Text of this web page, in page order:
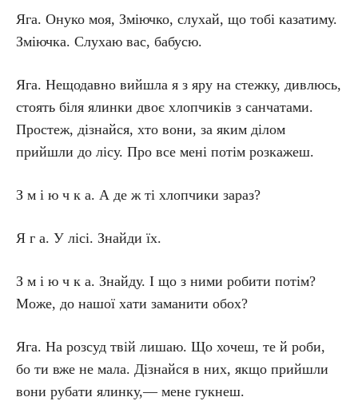
Яга. Онуко моя, Зміючко, слухай, що тобі казатиму.
Зміючка. Слухаю вас, бабусю.
Яга. Нещодавно вийшла я з яру на стежку, дивлюсь,
стоять біля ялинки двоє хлопчиків з санчатами.
Простеж, дізнайся, хто вони, за яким ділом
прийшли до лісу. Про все мені потім розкажеш.
З м і ю ч к а. А де ж ті хлопчики зараз?
Я г а. У лісі. Знайди їх.
З м і ю ч к а. Знайду. І що з ними робити потім?
Може, до нашої хати заманити обох?
Яга. На розсуд твій лишаю. Що хочеш, те й роби,
бо ти вже не мала. Дізнайся в них, якщо прийшли
вони рубати ялинку,— мене гукнеш.